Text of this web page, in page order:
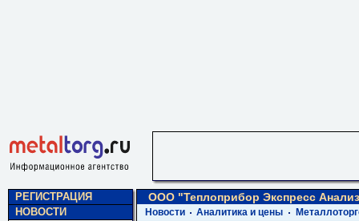
РЕГИСТРАЦИЯ
НОВОСТИ
ООО "Теплоприбор Экспресс
Новости Аналитика и цены